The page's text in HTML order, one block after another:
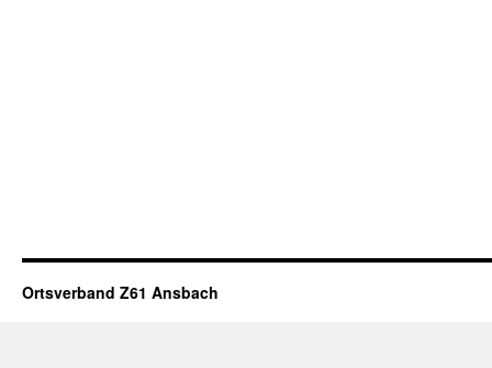
Ortsverband Z61 Ansbach